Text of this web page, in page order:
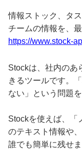
情報ストック、タ
チームの情報を、
https://www.stock-
Stockは、社内のあ
きるツールです。
ない」という問題
Stockを使えば、「
のテキスト情報や
誰でも簡単に残せま